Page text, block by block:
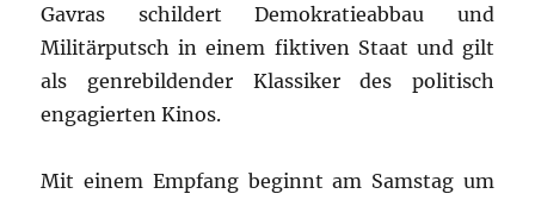
Gavras schildert Demokratieabbau und
Militärputsch in einem fiktiven Staat und gilt
als genrebildender Klassiker des politisch
engagierten Kinos.
Mit einem Empfang beginnt am Samstag um